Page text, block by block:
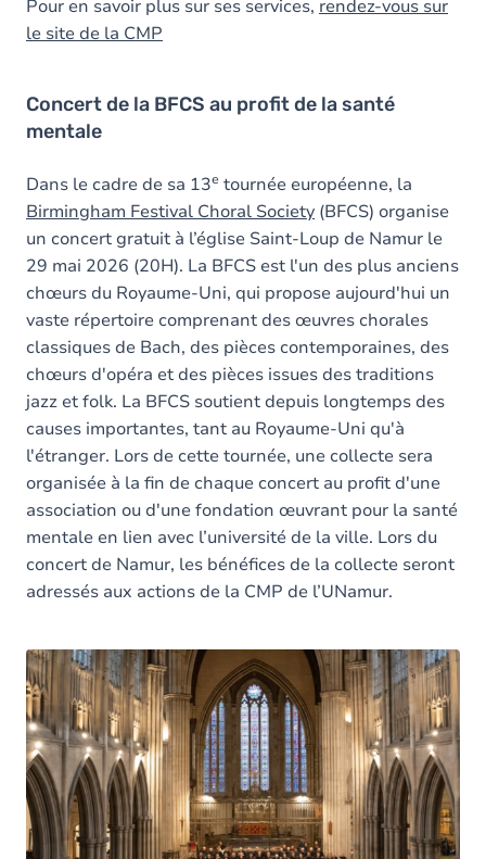
Pour en savoir plus sur ses services, rendez-vous sur
le site de la CMP
Concert de la BFCS au profit de la santé
mentale
Dans le cadre de sa 13e tournée européenne, la
Birmingham Festival Choral Society (BFCS) organise
un concert gratuit à l’église Saint-Loup de Namur le
29 mai 2026 (20H). La BFCS est l'un des plus anciens
chœurs du Royaume-Uni, qui propose aujourd'hui un
vaste répertoire comprenant des œuvres chorales
classiques de Bach, des pièces contemporaines, des
chœurs d'opéra et des pièces issues des traditions
jazz et folk. La BFCS soutient depuis longtemps des
causes importantes, tant au Royaume-Uni qu'à
l'étranger. Lors de cette tournée, une collecte sera
organisée à la fin de chaque concert au profit d'une
association ou d'une fondation œuvrant pour la santé
mentale en lien avec l’université de la ville. Lors du
concert de Namur, les bénéfices de la collecte seront
adressés aux actions de la CMP de l’UNamur.